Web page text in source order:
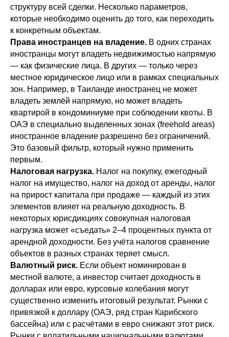
структуру всей сделки. Несколько параметров,
которые необходимо оценить до того, как переходить
к конкретным объектам.
Права иностранцев на владение. В одних странах
иностранцы могут владеть недвижимостью напрямую
— как физические лица. В других — только через
местное юридическое лицо или в рамках специальных
зон. Например, в Таиланде иностранец не может
владеть землёй напрямую, но может владеть
квартирой в кондоминиуме при соблюдении квоты. В
ОАЭ в специально выделенных зонах (freehold areas)
иностранное владение разрешено без ограничений.
Это базовый фильтр, который нужно применить
первым.
Налоговая нагрузка. Налог на покупку, ежегодный
налог на имущество, налог на доход от аренды, налог
на прирост капитала при продаже — каждый из этих
элементов влияет на реальную доходность. В
некоторых юрисдикциях совокупная налоговая
нагрузка может «съедать» 2–4 процентных пункта от
арендной доходности. Без учёта налогов сравнение
объектов в разных странах теряет смысл.
Валютный риск. Если объект номинирован в
местной валюте, а инвестор считает доходность в
долларах или евро, курсовые колебания могут
существенно изменить итоговый результат. Рынки с
привязкой к доллару (ОАЭ, ряд стран Карибского
бассейна) или с расчётами в евро снижают этот риск.